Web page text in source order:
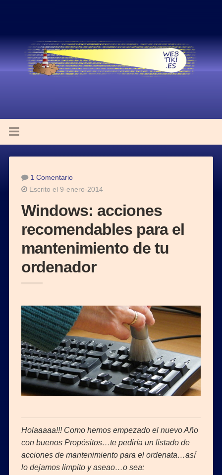
1 Comentario
Escrito el 9-enero-2014
Windows: acciones
recomendables para el
mantenimiento de tu
ordenador
Holaaaaa!!! Como hemos empezado el nuevo Año
con buenos Propósitos…te pediría un listado de
acciones de mantenimiento para el ordenata…así
lo dejamos limpito y aseao…o sea: